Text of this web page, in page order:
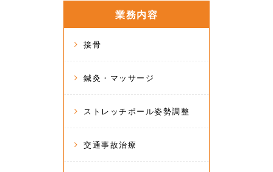
業務内容
接骨
鍼灸・マッサージ
ストレッチポール姿勢調整
交通事故治療